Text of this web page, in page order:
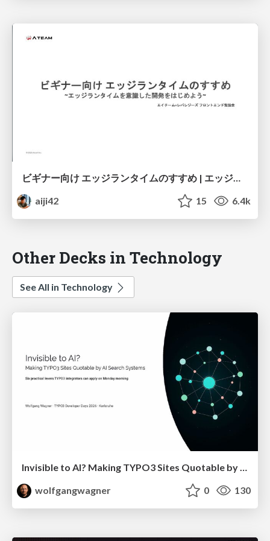
ビギナー向け エッジランタイムのすすめ | エッジランタイムを意識した開発をはじめよう
aiji42
15 6.4k
Other Decks in Technology
See All in Technology
wolfgangwagner
0 130